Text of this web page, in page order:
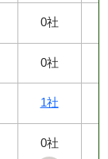
0社
0社
1社
0社